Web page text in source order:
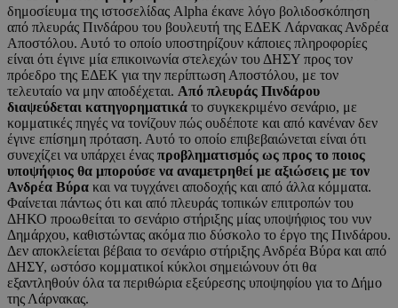
δημοσίευμα της ιστοσελίδας Alpha έκανε λόγο βολιδοσκόπηση
από πλευράς Πινδάρου του βουλευτή της ΕΔΕΚ Λάρνακας Ανδρέα
Αποστόλου. Αυτό το οποίο υποστηρίζουν κάποιες πληροφορίες
είναι ότι έγινε μία επικοινωνία στελεχών του ΔΗΣΥ προς τον
πρόεδρο της ΕΔΕΚ για την περίπτωση Αποστόλου, με τον
τελευταίο να μην αποδέχεται. Από πλευράς Πινδάρου
διαψεύδεται κατηγορηματικά το συγκεκριμένο σενάριο, με
κομματικές πηγές να τονίζουν πώς ουδέποτε και από κανέναν δεν
έγινε επίσημη πρόταση. Αυτό το οποίο επιβεβαιώνεται είναι ότι
συνεχίζει να υπάρχει ένας προβληματισμός ως προς το ποιος
υποψήφιος θα μπορούσε να αναμετρηθεί με αξιώσεις με τον
Ανδρέα Βύρα και να τυγχάνει αποδοχής και από άλλα κόμματα.
Φαίνεται πάντως ότι και από πλευράς τοπικών επιτροπών του
ΔΗΚΟ προωθείται το σενάριο στήριξης μίας υποψήφιος του νυν
Δημάρχου, καθιστώντας ακόμα πιο δύσκολο το έργο της Πινδάρου.
Δεν αποκλείεται βέβαια το σενάριο στήριξης Ανδρέα Βύρα και από
ΔΗΣΥ, ωστόσο κομματικοί κύκλοι σημειώνουν ότι θα
εξαντληθούν όλα τα περιθώρια εξεύρεσης υποψηφίου για το Δήμο
της Λάρνακας.